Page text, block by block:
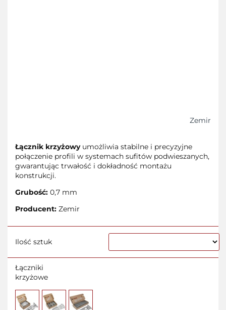
Zemir
Łącznik krzyżowyumożliwia stabilne i precyzyjne
połączenie profili w systemach sufitów podwieszanych,
gwarantując trwałość i dokładność montażu
konstrukcji.
Grubość: 0,7 mm
Producent: Zemir
Ilość sztuk
Łączniki
krzyżowe